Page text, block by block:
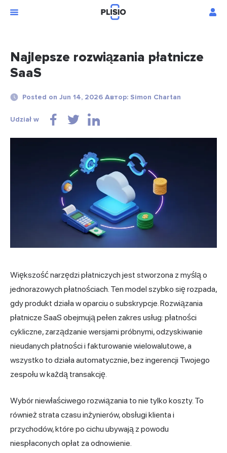
Najlepsze rozwiązania płatnicze
SaaS
Posted on Jun 14, 2026 Автор: Simon Chartan
Udział w
Większość narzędzi płatniczych jest stworzona z myślą o
jednorazowych płatnościach. Ten model szybko się rozpada,
gdy produkt działa w oparciu o subskrypcje. Rozwiązania
płatnicze SaaS obejmują pełen zakres usług: płatności
cykliczne, zarządzanie wersjami próbnymi, odzyskiwanie
nieudanych płatności i fakturowanie wielowalutowe, a
wszystko to działa automatycznie, bez ingerencji Twojego
zespołu w każdą transakcję.
Wybór niewłaściwego rozwiązania to nie tylko koszty. To
również strata czasu inżynierów, obsługi klienta i
przychodów, które po cichu ubywają z powodu
niespłaconych opłat za odnowienie.